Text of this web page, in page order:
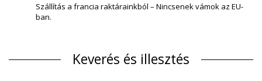
Szállítás a francia raktárainkból – Nincsenek vámok az EU-
ban.
Keverés és illesztés